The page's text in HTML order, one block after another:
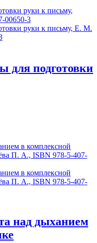
для подготовки
над дыханием